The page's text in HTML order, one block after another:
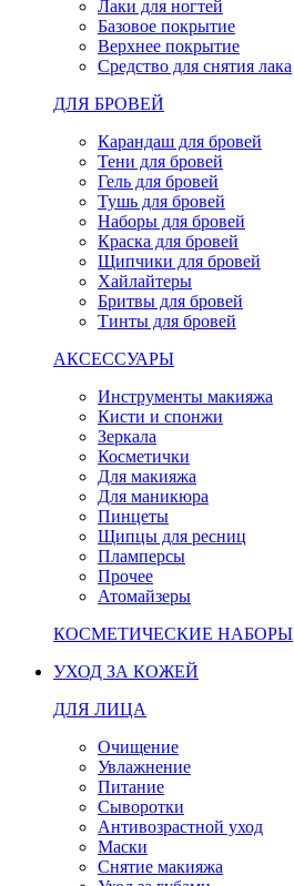
Лаки для ногтей
Базовое покрытие
Верхнее покрытие
Средство для снятия лака
ДЛЯ БРОВЕЙ
Карандаш для бровей
Тени для бровей
Гель для бровей
Тушь для бровей
Наборы для бровей
Краска для бровей
Щипчики для бровей
Хайлайтеры
Бритвы для бровей
Тинты для бровей
АКСЕССУАРЫ
Инструменты макияжа
Кисти и спонжи
Зеркала
Косметички
Для макияжа
Для маникюра
Пинцеты
Щипцы для ресниц
Пламперсы
Прочее
Атомайзеры
КОСМЕТИЧЕСКИЕ НАБОРЫ
УХОД ЗА КОЖЕЙ
ДЛЯ ЛИЦА
Очищение
Увлажнение
Питание
Сыворотки
Антивозрастной уход
Маски
Снятие макияжа